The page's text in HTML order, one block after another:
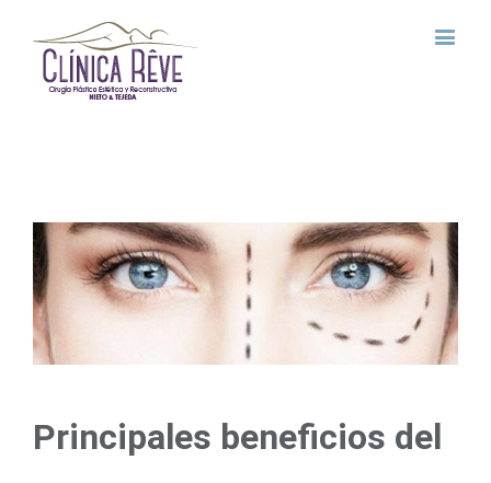
View
Larger
Image
Principales beneficios del